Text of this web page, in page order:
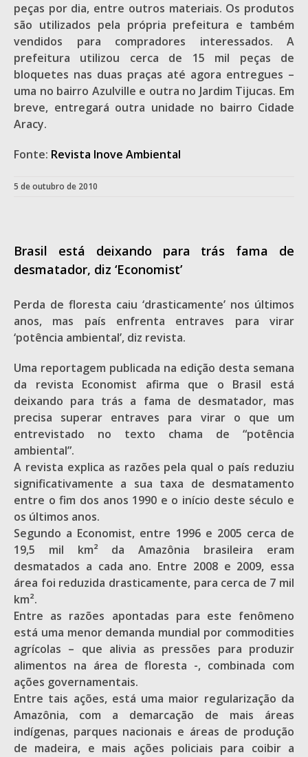
peças por dia, entre outros materiais. Os produtos
são utilizados pela própria prefeitura e também
vendidos para compradores interessados. A
prefeitura utilizou cerca de 15 mil peças de
bloquetes nas duas praças até agora entregues –
uma no bairro Azulville e outra no Jardim Tijucas. Em
breve, entregará outra unidade no bairro Cidade
Aracy.
Fonte: Revista Inove Ambiental
5 de outubro de 2010
Brasil está deixando para trás fama de
desmatador, diz ‘Economist’
Perda de floresta caiu ‘drasticamente’ nos últimos
anos, mas país enfrenta entraves para virar
‘potência ambiental’, diz revista.
Uma reportagem publicada na edição desta semana
da revista Economist afirma que o Brasil está
deixando para trás a fama de desmatador, mas
precisa superar entraves para virar o que um
entrevistado no texto chama de “potência
ambiental”.
A revista explica as razões pela qual o país reduziu
significativamente a sua taxa de desmatamento
entre o fim dos anos 1990 e o início deste século e
os últimos anos.
Segundo a Economist, entre 1996 e 2005 cerca de
19,5 mil km² da Amazônia brasileira eram
desmatados a cada ano. Entre 2008 e 2009, essa
área foi reduzida drasticamente, para cerca de 7 mil
km².
Entre as razões apontadas para este fenômeno
está uma menor demanda mundial por commodities
agrícolas – que alivia as pressões para produzir
alimentos na área de floresta -, combinada com
ações governamentais.
Entre tais ações, está uma maior regularização da
Amazônia, com a demarcação de mais áreas
indígenas, parques nacionais e áreas de produção
de madeira, e mais ações policiais para coibir a